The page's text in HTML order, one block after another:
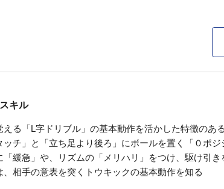
キル
える「L字ドリブル」の基本動作を活かした特徴のあ
ッチ」と「立ち足より後ろ」にボールを置く「０ポ
「緩急」や、リズムの「メリハリ」をつけ、駆け引
、相手の意表を突くトウキックの基本動作を知る